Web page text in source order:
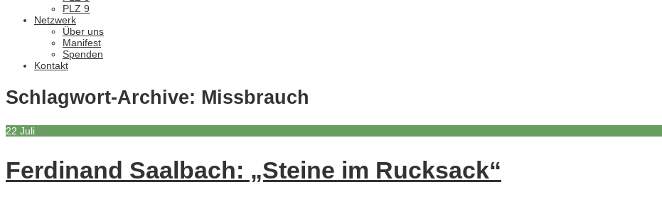
PLZ 9
Netzwerk
Über uns
Manifest
Spenden
Kontakt
Schlagwort-Archive: Missbrauch
22 Juli
Ferdinand Saalbach: „Steine im Rucksack“